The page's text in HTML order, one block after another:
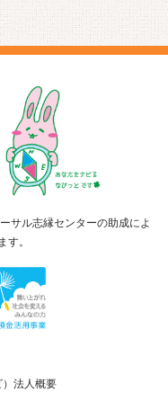
サル志縁センターの助成によ
す。
法人概要